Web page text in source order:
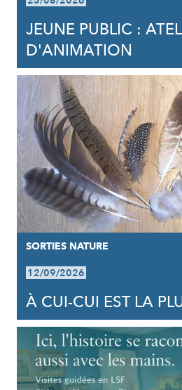
JEUNE PUBLIC :
D'ANIMATION
SORTIES NATURE
12/09/2026
À CUI-CUI EST LA